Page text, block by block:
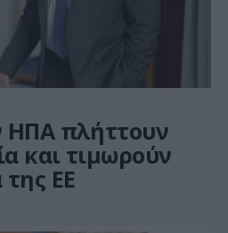
ΗΠΑ πλήττουν
και τιμωρούν
της ΕΕ